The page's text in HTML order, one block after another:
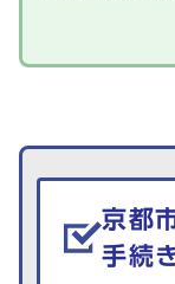
生活情報を
京都
手続